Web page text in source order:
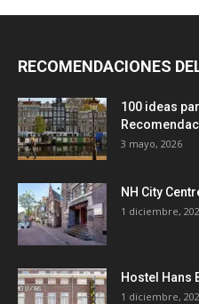
RECOMENDACIONES
100 ideas
3 mayo, 2026
NH City
1 diciembre,
Hostel Hans
1 diciembre,